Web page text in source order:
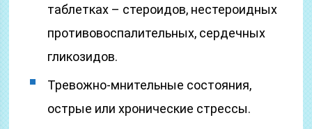
таблетках – стероидов, нестероидных
противовоспалительных, сердечных
гликозидов.
Тревожно-мнительные состояния,
острые или хронические стрессы.